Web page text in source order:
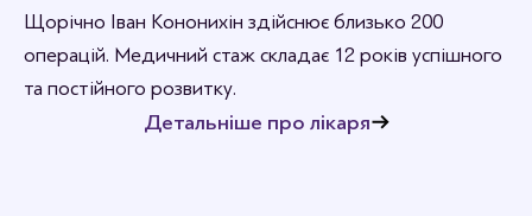
Щорічно Іван Кононихін здійснює близько 200
операцій. Медичний стаж складає 12 років успішного
та постійного розвитку.
Детальніше про лікаря